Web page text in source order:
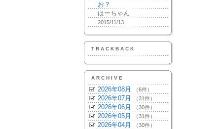
お？
はーちゃん
2015/11/13
TRACKBACK
ARCHIVE
2026年08月 （6件）
2026年07月 （31件）
2026年06月 （30件）
2026年05月 （31件）
2026年04月 （30件）